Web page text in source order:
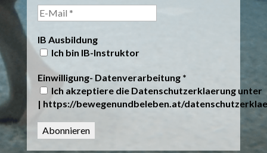
IB Ausbildung
Ich bin IB-Instruktor
Einwilligung- Datenverarbeitung *
Ich akzeptiere die Datenschutzerklaerung unter
| https://bewegenundbeleben.at/